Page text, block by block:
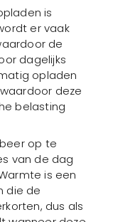
is
er vaak
de
dagelijks
opladen
deze
belasting
op te
van de dag
is een
die de
dus als